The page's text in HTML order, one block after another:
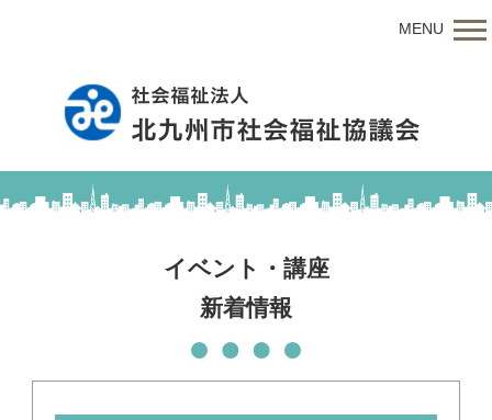
MENU
イベント・講座
新着情報